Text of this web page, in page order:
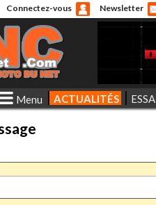
Connectez-vous Newsletter
Menu ACTUALITÉS